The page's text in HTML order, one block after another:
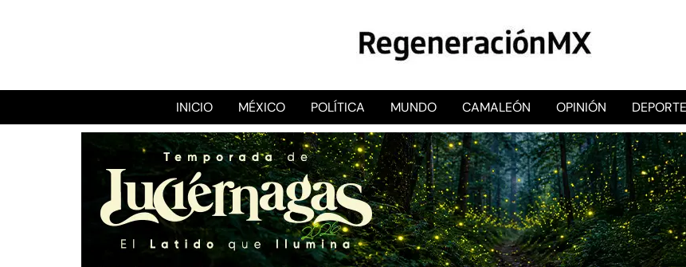
RegeneraciónMX
Sitio de noticias libre e independiente
INICIO MÉXICO POLÍTICA MUNDO CAMALEÓN OPINIÓN